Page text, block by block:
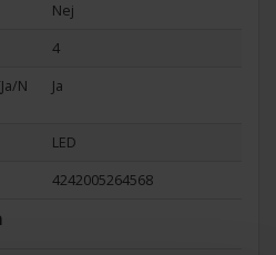
Nej
4
N
Ja
LED
4242005264568